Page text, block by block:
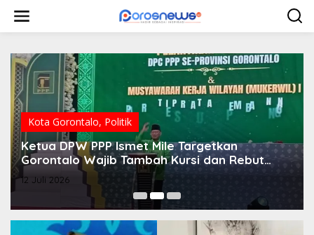
w
Kota Gorontalo, Politik
Ketua DPW PPP Ismet Mile Targetkan
Gorontalo Wajib Tambah Kursi dan Rebut
Kembali Basis Politik
12 Juli 2026